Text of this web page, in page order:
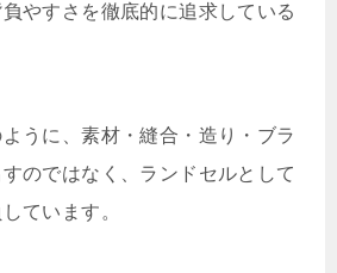
やすさを徹底的に追求している
うに、素材・縫合・造り・ブラ
のではなく、ランドセルとして
ています。